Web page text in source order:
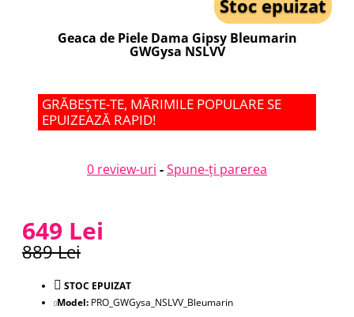
Stoc epuizat
Geaca de Piele Dama Gipsy Bleumarin
GWGysa NSLVV
GRĂBEȘTE-TE, MĂRIMILE POPULARE SE
EPUIZEAZĂ RAPID!
0 review-uri -Spune-ţi parerea
649 Lei
889 Lei
STOC EPUIZAT
Model: PRO_GWGysa_NSLVV_Bleumarin